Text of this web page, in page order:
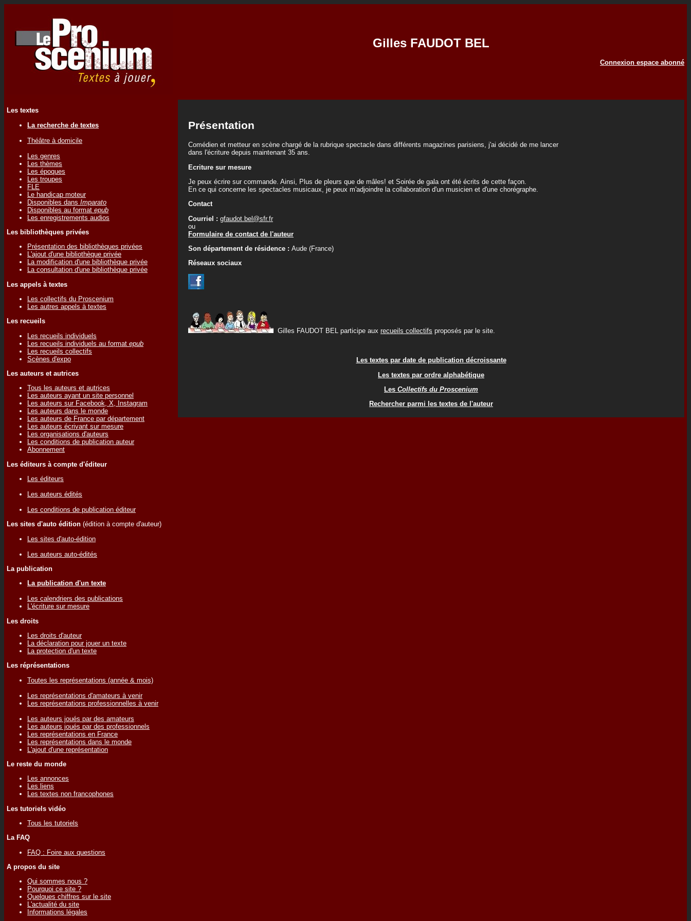
Gilles FAUDOT BEL
Connexion espace abonné
Les textes
La recherche de textes
Théâtre à domicile
Les genres
Les thèmes
Les époques
Les troupes
FLE
Le handicap moteur
Disponibles dans Imparato
Disponibles au format epub
Les enregistrements audios
Les bibliothèques privées
Présentation des bibliothèques privées
L'ajout d'une bibliothèque privée
La modification d'une bibliothèque privée
La consultation d'une bibliothèque privée
Les appels à textes
Les collectifs du Proscenium
Les autres appels à textes
Les recueils
Les recueils individuels
Les recueils individuels au format epub
Les recueils collectifs
Scènes d'expo
Les auteurs et autrices
Tous les auteurs et autrices
Les auteurs ayant un site personnel
Les auteurs sur Facebook, X, Instagram
Les auteurs dans le monde
Les auteurs de France par département
Les auteurs écrivant sur mesure
Les organisations d'auteurs
Les conditions de publication auteur
Abonnement
Les éditeurs à compte d'éditeur
Les éditeurs
Les auteurs édités
Les conditions de publication éditeur
Les sites d'auto édition (édition à compte d'auteur)
Les sites d'auto-édition
Les auteurs auto-édités
La publication
La publication d'un texte
Les calendriers des publications
L'écriture sur mesure
Les droits
Les droits d'auteur
La déclaration pour jouer un texte
La protection d'un texte
Les réprésentations
Toutes les représentations (année & mois)
Les représentations d'amateurs à venir
Les représentations professionnelles à venir
Les auteurs joués par des amateurs
Les auteurs joués par des professionnels
Les représentations en France
Les représentations dans le monde
L'ajout d'une représentation
Le reste du monde
Les annonces
Les liens
Les textes non francophones
Les tutoriels vidéo
Tous les tutoriels
La FAQ
FAQ : Foire aux questions
A propos du site
Qui sommes nous ?
Pourquoi ce site ?
Quelques chiffres sur le site
L'actualité du site
Informations légales
Présentation
Comédien et metteur en scène chargé de la rubrique spectacle dans différents magazines parisiens, j'ai décidé de me lancer
dans l'écriture depuis maintenant 35 ans.
Ecriture sur mesure
Je peux écrire sur commande. Ainsi, Plus de pleurs que de mâles! et Soirée de gala ont été écrits de cette façon.
En ce qui concerne les spectacles musicaux, je peux m'adjoindre la collaboration d'un musicien et d'une chorégraphe.
Contact
Courriel : gfaudot.bel@sfr.fr
ou
Formulaire de contact de l'auteur
Son département de résidence : Aude (France)
Réseaux sociaux
Gilles FAUDOT BEL participe aux recueils collectifs proposés par le site.
Les textes par date de publication décroissante
Les textes par ordre alphabétique
Les Collectifs du Proscenium
Rechercher parmi les textes de l'auteur